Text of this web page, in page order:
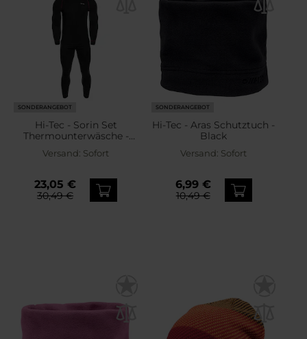
SONDERANGEBOT
Hi-Tec - Sorin Set
Thermounterwäsche -
Black/Merlot
Versand: Sofort
23,05 €
30,49 €
SONDERANGEBOT
Hi-Tec - Aras Schutztuch -
Black
Versand: Sofort
6,99 €
10,49 €